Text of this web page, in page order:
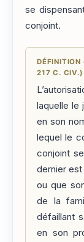
se
conjoint.
217 C. CIV.)
laquelle le
en son
lequel le
conjoint
dernier
ou que
de la
défaillant
en son